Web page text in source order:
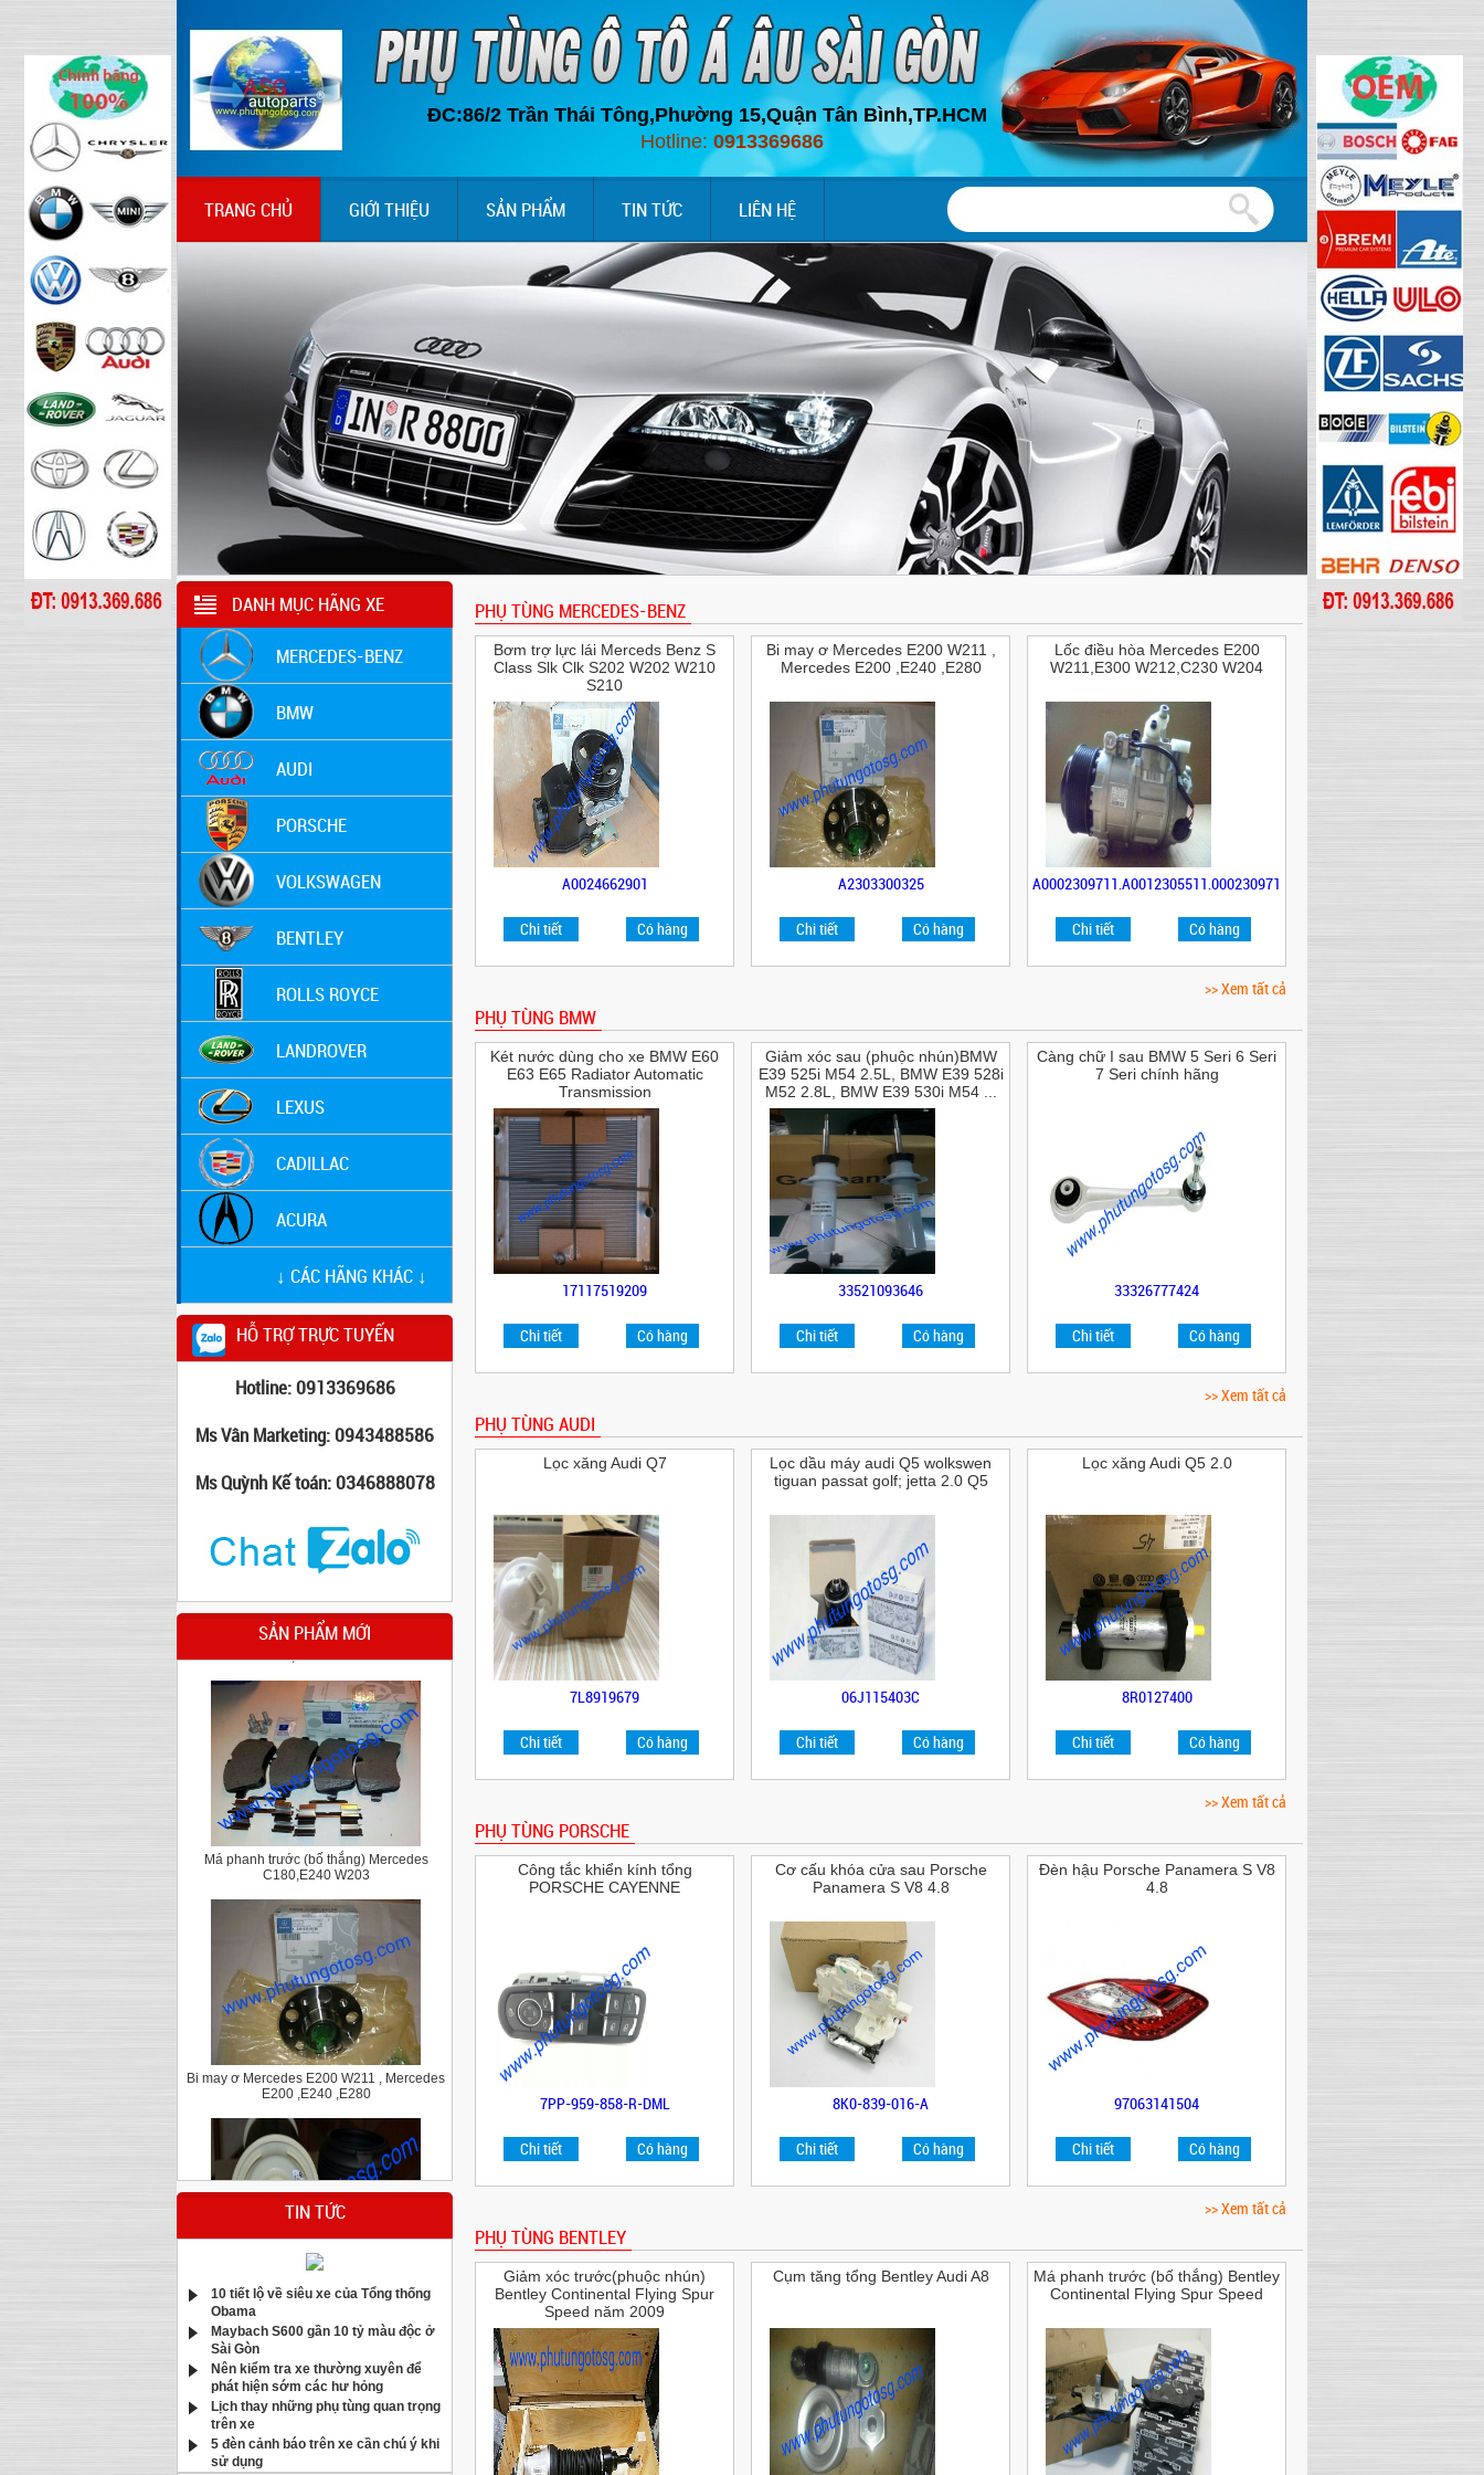
ĐC:86/2 Trần Thái Tông,Phường 15,Quận Tân Bình,TP.HCM
Hotline: 0913369686
TRANG CHỦ GIỚI THIỆU SẢN PHẨM TIN TỨC LIÊN HỆ
DANH MỤC HÃNG XE
MERCEDES-BENZ
BMW
AUDI
PORSCHE
VOLKSWAGEN
BENTLEY
ROLLS ROYCE
LANDROVER
LEXUS
CADILLAC
ACURA
↓ CÁC HÃNG KHÁC ↓
HỖ TRỢ TRỰC TUYẾN
Hotline: 0913369686
Ms Vân Marketing: 0943488586
Ms Quỳnh Kế toán: 0346888078
SẢN PHẨM MỚI
Cao su chân hộp số Mercedes C Class
W204,E class W212
Má phanh trước (bố thắng) Mercedes
C180,E240 W203
Bi may ơ Mercedes E200 W211 , Mercedes
E200 ,E240 ,E280
Bầu hơi giảm xóc sau Bmw X5 E70
Má phanh trước Mercedes C200,C250,C300
TIN TỨC
10 tiết lộ về siêu xe của Tổng thống
Obama
Maybach S600 gần 10 tỷ màu độc ở
Sài Gòn
Nên kiểm tra xe thường xuyên để
phát hiện sớm các hư hỏng
Lịch thay những phụ tùng quan trọng
trên xe
5 đèn cảnh báo trên xe cần chú ý khi
sử dụng
PHỤ TÙNG MERCEDES-BENZ
Bơm trợ lực lái Merceds Benz S
Class Slk Clk S202 W202 W210
S210
A0024662901
Chi tiết Có hàng
Bi may ơ Mercedes E200 W211 ,
Mercedes E200 ,E240 ,E280
A2303300325
Chi tiết Có hàng
Lốc điều hòa Mercedes E200
W211,E300 W212,C230 W204
Chi tiết Có hàng
>> Xem tất cả
PHỤ TÙNG BMW
Két nước dùng cho xe BMW E60
E63 E65 Radiator Automatic
Transmission
17117519209
Chi tiết Có hàng
Giảm xóc sau (phuộc nhún)BMW
E39 525i M54 2.5L, BMW E39 528i
M52 2.8L, BMW E39 530i M54 ...
33521093646
Chi tiết Có hàng
Càng chữ I sau BMW 5 Seri 6 Seri
7 Seri chính hãng
33326777424
Chi tiết Có hàng
>> Xem tất cả
PHỤ TÙNG AUDI
Lọc xăng Audi Q7
7L8919679
Chi tiết Có hàng
Lọc dầu máy audi Q5 wolkswen
tiguan passat golf; jetta 2.0 Q5
06J115403C
Chi tiết Có hàng
Lọc xăng Audi Q5 2.0
8R0127400
Chi tiết Có hàng
>> Xem tất cả
PHỤ TÙNG PORSCHE
Công tắc khiển kính tổng
PORSCHE CAYENNE
7PP-959-858-R-DML
Chi tiết Có hàng
Cơ cấu khóa cửa sau Porsche
Panamera S V8 4.8
8K0-839-016-A
Chi tiết Có hàng
Đèn hậu Porsche Panamera S V8
4.8
97063141504
Chi tiết Có hàng
>> Xem tất cả
PHỤ TÙNG BENTLEY
Giảm xóc trước(phuộc nhún)
Bentley Continental Flying Spur
Speed năm 2009
Cụm tăng tổng Bentley Audi A8
Má phanh trước (bố thắng) Bentley
Continental Flying Spur Speed